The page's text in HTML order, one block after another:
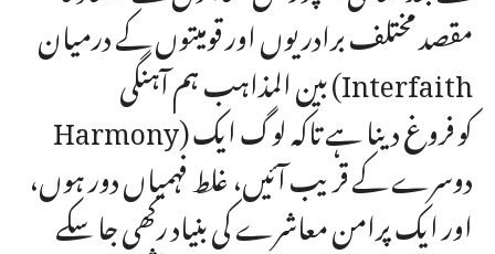
مقصد مختلف برادریوں اور قومیتوں کے درمیان
بین المذاہب ہم آہنگی (Interfaith
Harmony) کو فروغ دینا ہے تاکہ لوگ ایک
دوسرے کے قریب آئیں، غلط فہمیاں دور ہوں،
اور ایک پرامن معاشرے کی بنیاد رکھی جا سکے